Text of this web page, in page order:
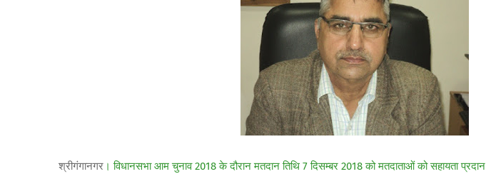
श्रीगंगानगर । विधानसभा आम चुनाव 2018 के दौरान मतदान तिथि 7 दिसम्बर 2018 को मतदाताओं को सहायता प्रदान